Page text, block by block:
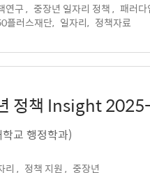
연구 , 중장년 일자리 정책 , 패러다
플러스재단, 일자리, 정책자료
정책 Insight
교 행정학과)
리 , 정책 지원 , 중장년